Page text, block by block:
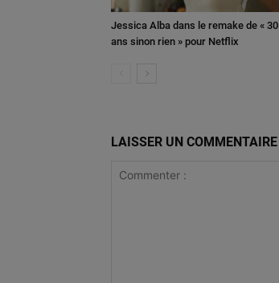
Jessica Alba dans le remake de « 30
ans sinon rien » pour Netflix
LAISSER UN COMMENTAIRE